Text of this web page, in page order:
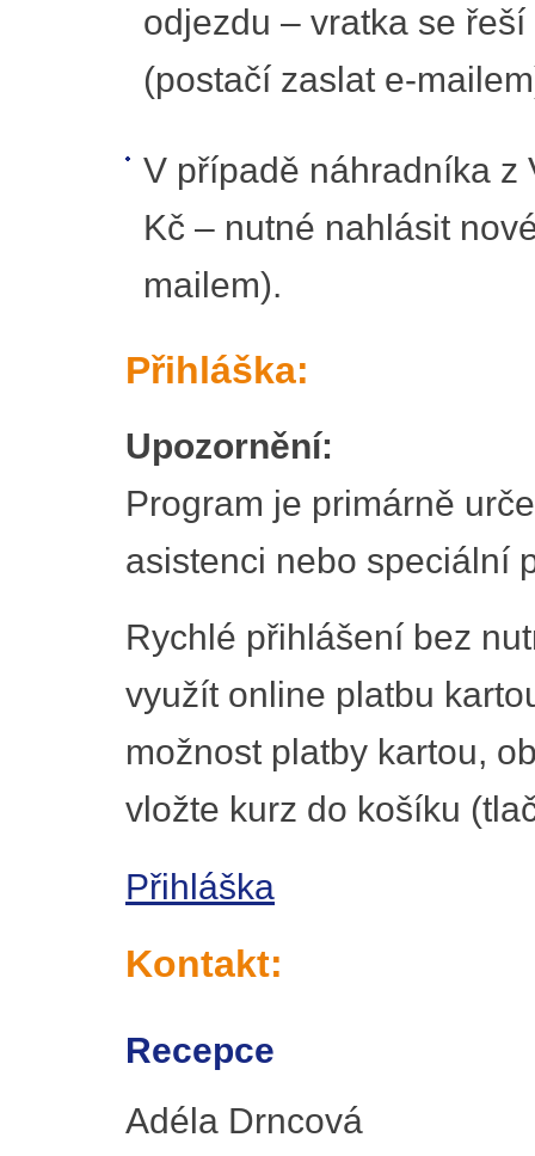
odjezdu – vratka se
(postačí zaslat e-
V případě náhradníka z
Kč – nutné nahlásit
mailem).
Přihláška:
Upozornění:
Program je primárně
asistenci nebo speciální
Rychlé přihlášení bez
využít online platbu
možnost platby kartou,
vložte kurz do košíku
Přihláška
Kontakt:
Recepce
Adéla Drncová